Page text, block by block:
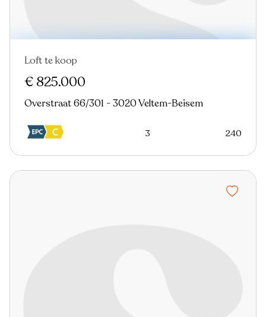
Virtual tour
Loft te koop
€ 825.000
Overstraat 66/301 - 3020 Veltem-Beisem
3 240